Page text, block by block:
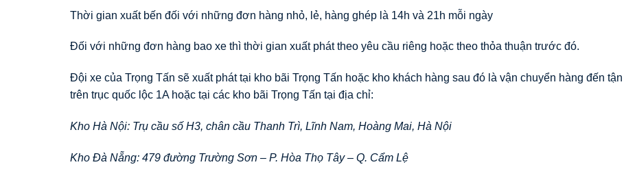
Thời gian xuất bến đối với những đơn hàng nhỏ, lẻ, hàng ghép là 14h và 21h mỗi ngày
Đối với những đơn hàng bao xe thì thời gian xuất phát theo yêu cầu riêng hoặc theo thỏa thuận trước đó.
Đội xe của Trọng Tấn sẽ xuất phát tại kho bãi Trọng Tấn hoặc kho khách hàng sau đó là vận chuyển hàng đến
trên trục quốc lộc 1A hoặc tại các kho bãi Trọng Tấn tại địa chỉ:
Kho Hà Nội: Trụ cầu số H3, chân cầu Thanh Trì, Lĩnh Nam, Hoàng Mai, Hà Nội
Kho Đà Nẵng: 479 đường Trường Sơn – P. Hòa Thọ Tây – Q. Cẩm Lệ